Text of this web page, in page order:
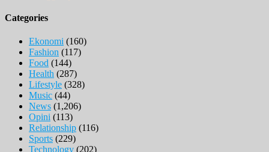
Categories
Ekonomi (160)
Fashion (117)
Food (144)
Health (287)
Lifestyle (328)
Music (44)
News (1,206)
Opini (113)
Relationship (116)
Sports (229)
Technology (202)